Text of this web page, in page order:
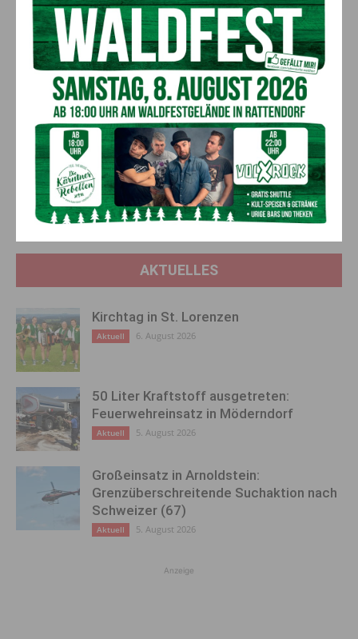
Schneedecke. “Besonders entlang der Gurktaler Alpen,
Lavanttaler Alpen, Karawanken und Saualpe könnten 20 bis
30 Zentimeter Neuschnee fallen.” Die Tauern-Region wird
diesmal jedoch verschont bleiben. Der Fachmann warnt auch
vor Schneebruch: “Die Äste könnten unter dem Gewicht des
Neuschnees brechen und Bäume umstürzen!” Es ist also
ratsam, sich auf mögliche Stromausfälle vorzubereiten.
Vorheriger Artikel
Bauernfrühstück am
Hermagorer Bauernmarkt
Nächster Artikel
Isabella Lex aus St.
Georgen/Gailtal erspielt 15.000
Euro in der “Millionenshow”
AKTUELLES
Kirchtag in St. Lorenzen
Aktuell 6. August 2026
50 Liter Kraftstoff ausgetreten:
Feuerwehreinsatz in Möderndorf
Aktuell 5. August 2026
Großeinsatz in Arnoldstein:
Grenzüberschreitende Suchaktion nach
Schweizer (67)
Aktuell 5. August 2026
Anzeige